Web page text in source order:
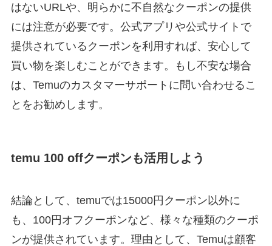
はないURLや、明らかに不自然なクーポンの提供
には注意が必要です。公式アプリや公式サイトで
提供されているクーポンを利用すれば、安心して
買い物を楽しむことができます。もし不安な場合
は、Temuのカスタマーサポートに問い合わせるこ
とをお勧めします。
temu 100 offクーポンも活用しよう
結論として、temuでは15000円クーポン以外に
も、100円オフクーポンなど、様々な種類のクーポ
ンが提供されています。理由として、Temuは顧客